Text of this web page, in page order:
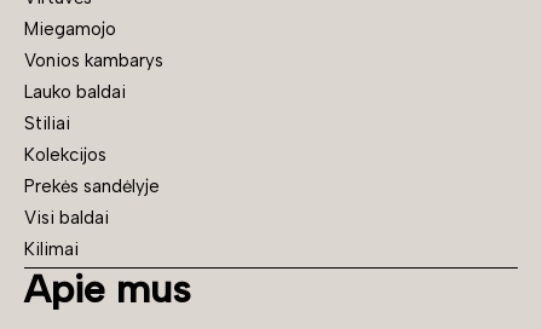
Miegamojo
Vonios kambarys
Lauko baldai
Stiliai
Kolekcijos
Prekės sandėlyje
Visi baldai
Kilimai
Apie mus